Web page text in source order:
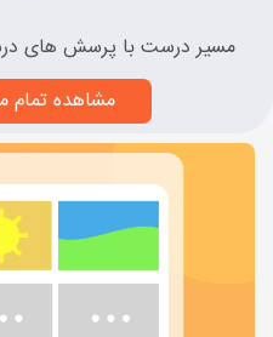
مسیر درست با پرسش های
مشاهده تمام